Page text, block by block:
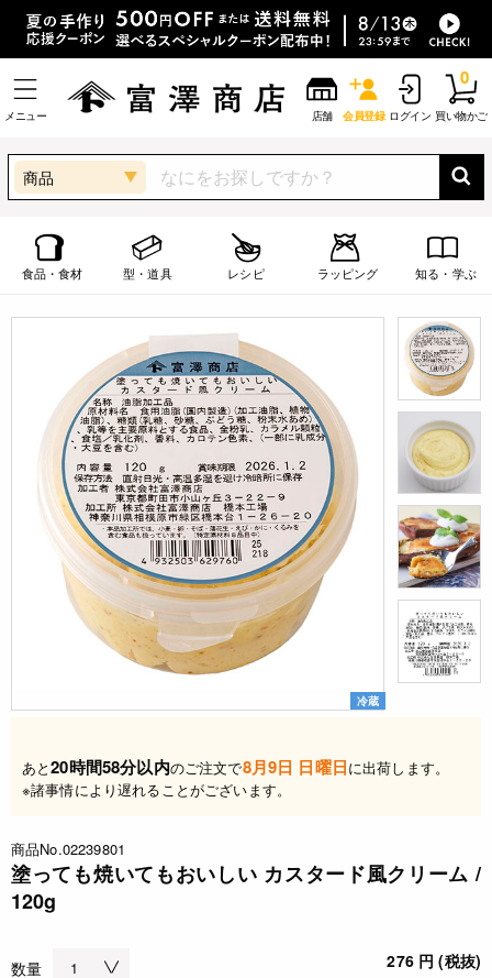
メニュー 店舗 会員登録 ログイン 買い物かご
0
商品
食品・食材 型・道具 レシピ ラッピング 知る・学ぶ
冷蔵
あと20時間58分以内のご注文で8月9日 日曜日に出荷します。
※諸事情により遅れることがございます。
商品No.02239801
塗っても焼いてもおいしい カスタード風クリーム /
120g
数量 276 円 (税抜)